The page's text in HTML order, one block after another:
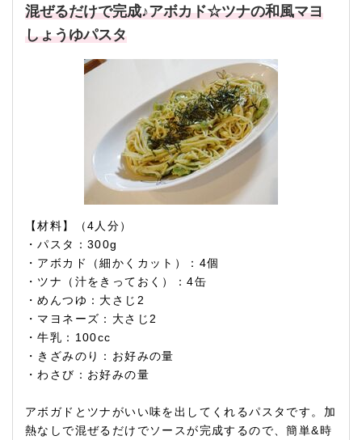
混ぜるだけで完成♪アボカド☆ツナの和風マヨ
しょうゆパスタ
【材料】（4人分）
・パスタ：300g
・アボカド（細かくカット）：4個
・ツナ（汁をきっておく）：4缶
・めんつゆ：大さじ2
・マヨネーズ：大さじ2
・牛乳：100cc
・きざみのり：お好みの量
・わさび：お好みの量
アボガドとツナがいい味を出してくれるパスタです。加
熱なしで混ぜるだけでソースが完成するので、簡単&時